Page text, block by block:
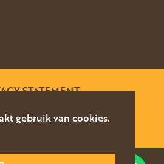
gebruik van cookies.
STATEMENT